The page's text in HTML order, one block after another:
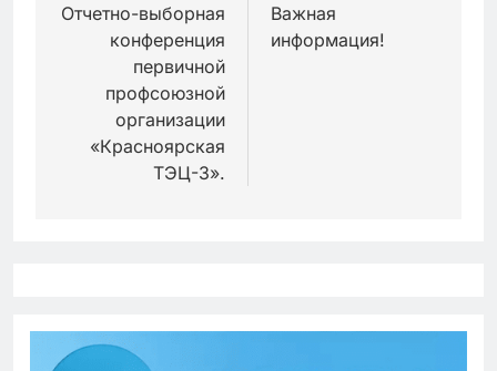
по
записям
Отчетно-выборная
конференция
первичной
профсоюзной
организации
«Красноярская
ТЭЦ-3».
Важная
информация!